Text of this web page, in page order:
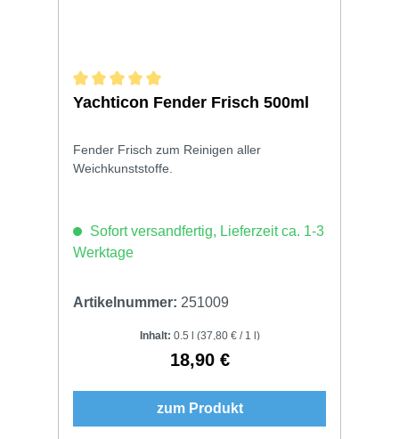
Durchschnittliche Bewertung von 5 von 5 Sternen
Yachticon Fender Frisch 500ml
Fender Frisch zum Reinigen aller
Weichkunststoffe.
Sofort versandfertig, Lieferzeit ca. 1-3
Werktage
Artikelnummer: 251009
Inhalt: 0.5 l (37,80 € / 1 l)
Regulärer Preis:
18,90 €
zum Produkt